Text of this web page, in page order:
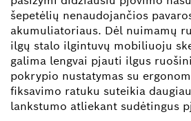
šepetėlių nenaudojančios
akumuliatoriaus. Dėl nuimamų
ilgų stalo ilgintuvų mobiliuoju
galima lengvai pjauti ilgus
pokrypio nustatymas su
fiksavimo ratuku suteikia
lankstumo atliekant sudėtingus